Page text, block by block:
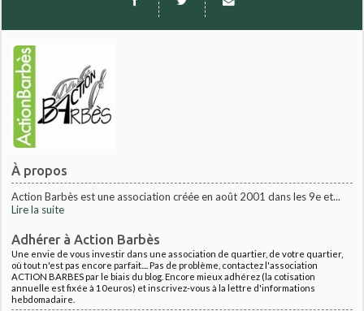
À propos
Action Barbès est une association créée en août 2001 dans les 9e et...
Lire la suite
Adhérer à Action Barbès
Une envie de vous investir dans une association de quartier, de votre quartier,
où tout n'est pas encore parfait.... Pas de problème, contactez l'association
ACTION BARBES par le biais du blog. Encore mieux adhérez (la cotisation
annuelle est fixée à 10euros) et inscrivez-vous à la lettre d'informations
hebdomadaire.